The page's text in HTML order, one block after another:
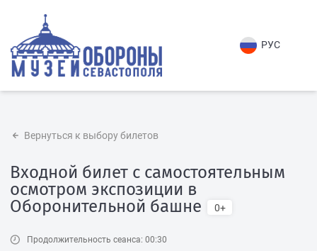
РУС
Вернуться к выбору билетов
Входной билет с самостоятельным
осмотром экспозиции в
Оборонительной башне
0+
Продолжительность сеанса: 00:30